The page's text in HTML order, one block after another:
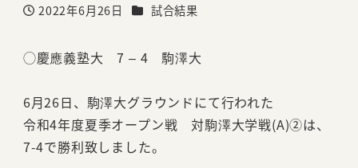
投稿日
2022年6月26日 カテゴリー
試合結果
◯慶應義塾大 7 – 4 駒澤大
6月26日、駒澤大グラウンドにて行われた
令和4年度夏季オープン戦 対駒澤大学戦(A)②は、
7-4で勝利致しました。